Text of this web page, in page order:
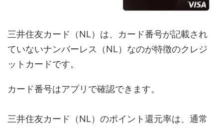
三井住友カード（NL）は、カード番号が記載され
ていないナンバーレス（NL）なのが特徴のクレジ
ットカードです。
カード番号はアプリで確認できます。
三井住友カード（NL）のポイント還元率は、通常